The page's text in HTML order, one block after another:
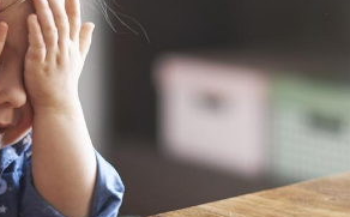
Grossesse à risque : ce jus
naturel attire l'attention
des chercheurs
Comment oublier les
écrans en vacances ?